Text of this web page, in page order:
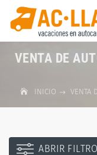
VENTA DE
INICIO VENTA
ABRIR FILTRO